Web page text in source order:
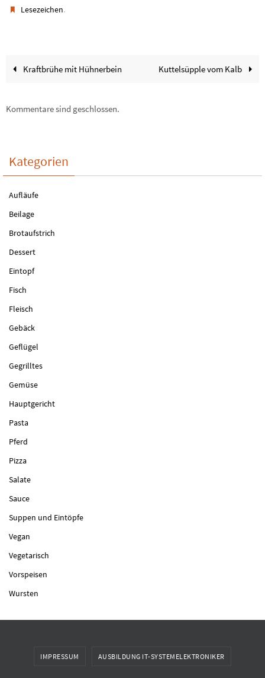
Lesezeichen.
Kraftbrühe mit Hühnerbein Kuttelsüpple vom Kalb
Kommentare sind geschlossen.
Kategorien
Aufläufe
Beilage
Brotaufstrich
Dessert
Eintopf
Fisch
Fleisch
Gebäck
Geflügel
Gegrilltes
Gemüse
Hauptgericht
Pasta
Pferd
Pizza
Salate
Sauce
Suppen und Eintöpfe
Vegan
Vegetarisch
Vorspeisen
Wursten
IMPRESSUM AUSBILDUNG IT-SYSTEMELEKTRONIKER